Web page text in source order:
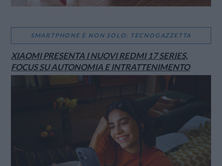
SMARTPHONE E NON SOLO: TECNOGAZZETTA
XIAOMI PRESENTA I NUOVI REDMI 17 SERIES,
FOCUS SU AUTONOMIA E INTRATTENIMENTO